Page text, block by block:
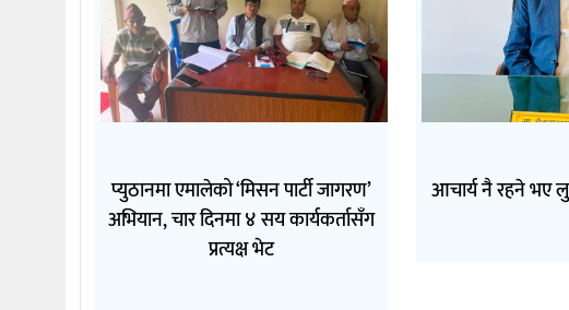
प्युठानमा एमालेको ‘मिसन पार्टी जागरण’
अभियान, चार दिनमा ४ सय कार्यकर्तासँग
प्रत्यक्ष भेट
आचार्य नै रहने भए